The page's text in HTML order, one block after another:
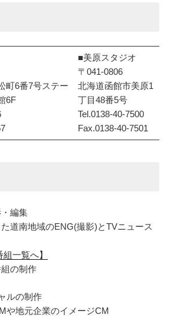
町6番7号ステー
6F
■美原スタジオ
〒041-0806
北海道函館市美原1
丁目48番5号
Tel.0138-40-7500
Fax.0138-40-7501
編集
た道南地域のENG(撮影)とTVニュース
組一覧へ】
組の制作
ルの制作
や地元企業のイメージCM